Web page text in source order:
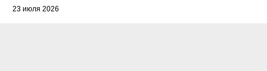
23 июля 2026